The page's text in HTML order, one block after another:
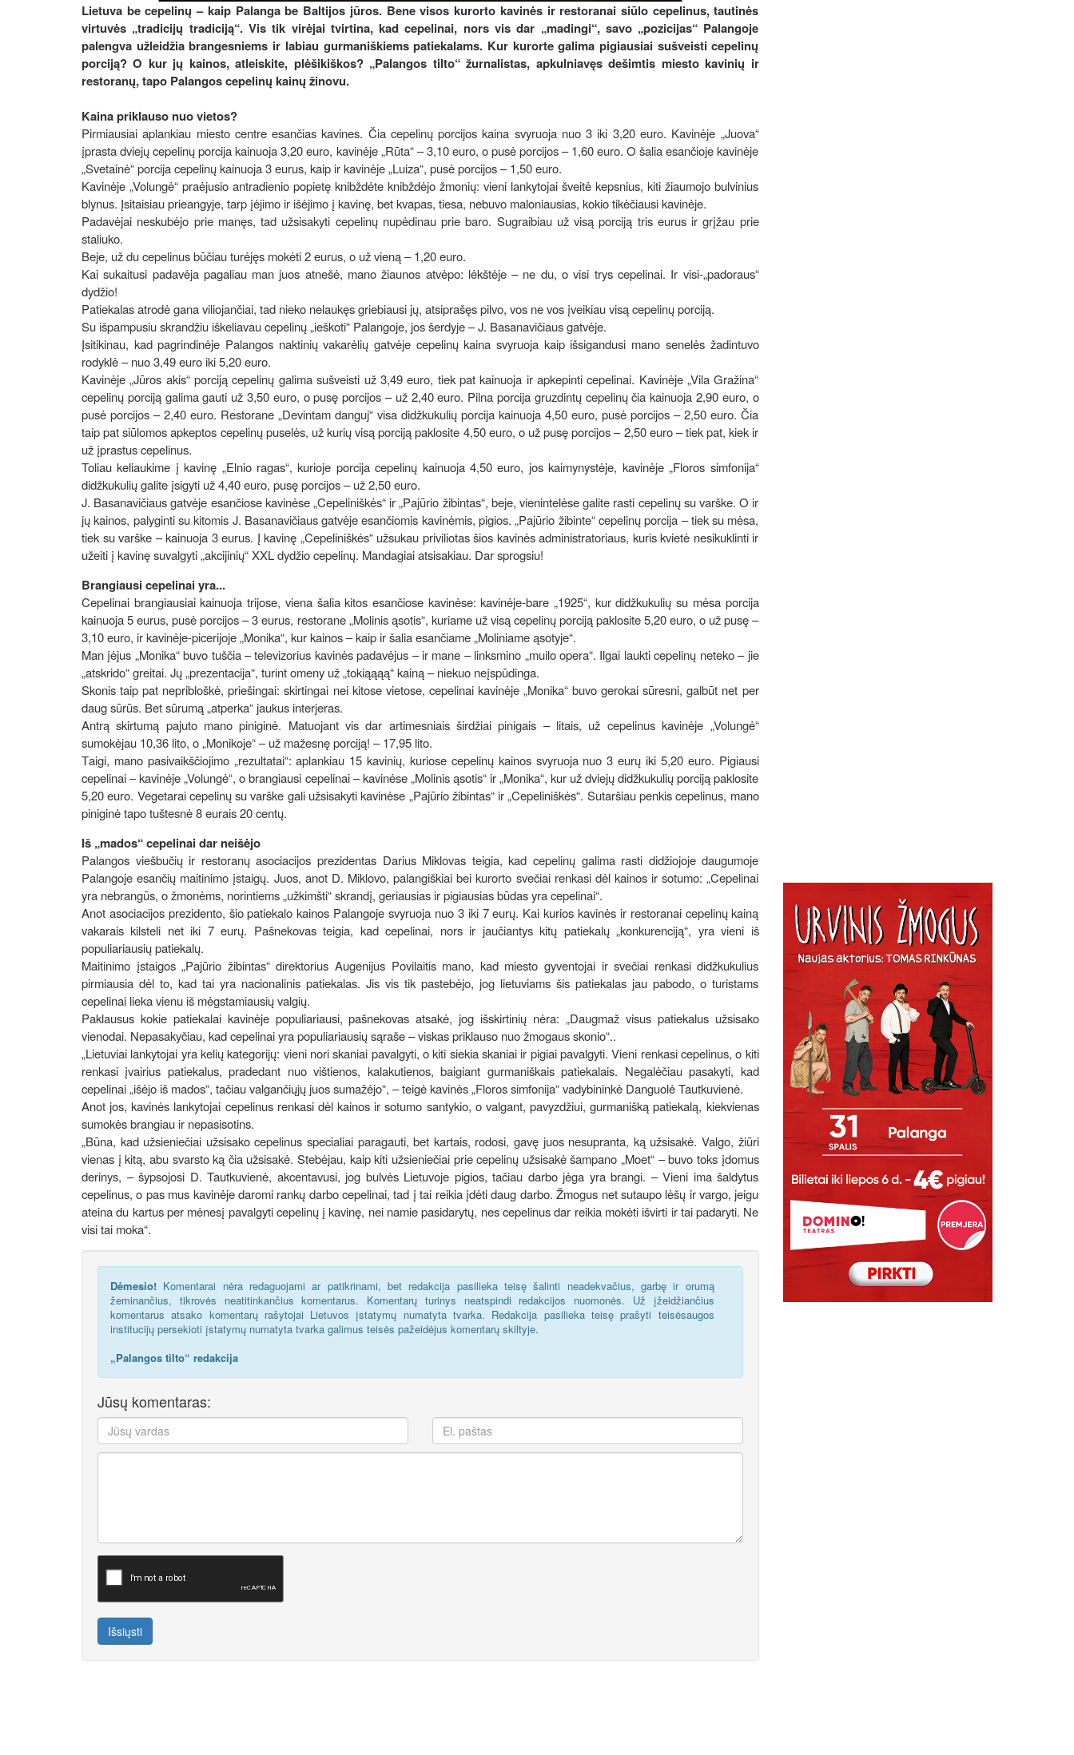
Lietuva be cepelinų – kaip Palanga be Baltijos jūros. Bene visos kurorto kavinės ir restoranai siūlo cepelinus, tautinės
virtuvės „tradicijų tradiciją“. Vis tik virėjai tvirtina, kad cepelinai, nors vis dar „madingi“, savo „pozicijas“ Palangoje
palengva užleidžia brangesniems ir labiau gurmaniškiems patiekalams. Kur kurorte galima pigiausiai sušveisti cepelinų
porciją? O kur jų kainos, atleiskite, plėšikiškos? „Palangos tilto“ žurnalistas, apkulniavęs dešimtis miesto kavinių ir
restoranų, tapo Palangos cepelinų kainų žinovu.
Kaina priklauso nuo vietos?
Pirmiausiai aplankiau miesto centre esančias kavines. Čia cepelinų porcijos kaina svyruoja nuo 3 iki 3,20 euro. Kavinėje „Juova“
įprasta dviejų cepelinų porcija kainuoja 3,20 euro, kavinėje „Rūta“ – 3,10 euro, o pusė porcijos – 1,60 euro. O šalia esančioje kavinėje
„Svetainė“ porcija cepelinų kainuoja 3 eurus, kaip ir kavinėje „Luiza“, pusė porcijos – 1,50 euro.
Kavinėje „Volungė“ praėjusio antradienio popietę knibždėte knibždėjo žmonių: vieni lankytojai šveitė kepsnius, kiti žiaumojo bulvinius
blynus. Įsitaisiau prieangyje, tarp įėjimo ir išėjimo į kavinę, bet kvapas, tiesa, nebuvo maloniausias, kokio tikėčiausi kavinėje.
Padavėjai neskubėjo prie manęs, tad užsisakyti cepelinų nupėdinau prie baro. Sugraibiau už visą porciją tris eurus ir grįžau prie
staliuko.
Beje, už du cepelinus būčiau turėjęs mokėti 2 eurus, o už vieną – 1,20 euro.
Kai sukaitusi padavėja pagaliau man juos atnešė, mano žiaunos atvėpo: lėkštėje – ne du, o visi trys cepelinai. Ir visi-„padoraus“
dydžio!
Patiekalas atrodė gana viliojančiai, tad nieko nelaukęs griebiausi jų, atsiprašęs pilvo, vos ne vos įveikiau visą cepelinų porciją.
Su išpampusiu skrandžiu iškeliavau cepelinų „ieškoti“ Palangoje, jos šerdyje – J. Basanavičiaus gatvėje.
Įsitikinau, kad pagrindinėje Palangos naktinių vakarėlių gatvėje cepelinų kaina svyruoja kaip išsigandusi mano senelės žadintuvo
rodyklė – nuo 3,49 euro iki 5,20 euro.
Kavinėje „Jūros akis“ porciją cepelinų galima sušveisti už 3,49 euro, tiek pat kainuoja ir apkepinti cepelinai. Kavinėje „Vila Gražina“
cepelinų porciją galima gauti už 3,50 euro, o pusę porcijos – už 2,40 euro. Pilna porcija gruzdintų cepelinų čia kainuoja 2,90 euro, o
pusė porcijos – 2,40 euro. Restorane „Devintam danguj“ visa didžkukulių porcija kainuoja 4,50 euro, pusė porcijos – 2,50 euro. Čia
taip pat siūlomos apkeptos cepelinų puselės, už kurių visą porciją paklosite 4,50 euro, o už pusę porcijos – 2,50 euro – tiek pat, kiek ir
už įprastus cepelinus.
Toliau keliaukime į kavinę „Elnio ragas“, kurioje porcija cepelinų kainuoja 4,50 euro, jos kaimynystėje, kavinėje „Floros simfonija“
didžkukulių galite įsigyti už 4,40 euro, pusę porcijos – už 2,50 euro.
J. Basanavičiaus gatvėje esančiose kavinėse „Cepeliniškės“ ir „Pajūrio žibintas“, beje, vienintelėse galite rasti cepelinų su varške. O ir
jų kainos, palyginti su kitomis J. Basanavičiaus gatvėje esančiomis kavinėmis, pigios. „Pajūrio žibinte“ cepelinų porcija – tiek su mėsa,
tiek su varške – kainuoja 3 eurus. Į kavinę „Cepeliniškės“ užsukau priviliotas šios kavinės administratoriaus, kuris kvietė nesikuklinti ir
užeiti į kavinę suvalgyti „akcijinių“ XXL dydžio cepelinų. Mandagiai atsisakiau. Dar sprogsiu!
Brangiausi cepelinai yra...
Cepelinai brangiausiai kainuoja trijose, viena šalia kitos esančiose kavinėse: kavinėje-bare „1925“, kur didžkukulių su mėsa porcija
kainuoja 5 eurus, pusė porcijos – 3 eurus, restorane „Molinis ąsotis“, kuriame už visą cepelinų porciją paklosite 5,20 euro, o už pusę –
3,10 euro, ir kavinėje-picerijoje „Monika“, kur kainos – kaip ir šalia esančiame „Moliniame ąsotyje“.
Man įėjus „Monika“ buvo tuščia – televizorius kavinės padavėjus – ir mane – linksmino „muilo opera“. Ilgai laukti cepelinų neteko – jie
„atskrido“ greitai. Jų „prezentacija“, turint omeny už „tokiąąąą“ kainą – niekuo neįspūdinga.
Skonis taip pat nepribloškė, priešingai: skirtingai nei kitose vietose, cepelinai kavinėje „Monika“ buvo gerokai sūresni, galbūt net per
daug sūrūs. Bet sūrumą „atperka“ jaukus interjeras.
Antrą skirtumą pajuto mano piniginė. Matuojant vis dar artimesniais širdžiai pinigais – litais, už cepelinus kavinėje „Volungė“
sumokėjau 10,36 lito, o „Monikoje“ – už mažesnę porciją! – 17,95 lito.
Тaigi, mano pasivaikščiojimo „rezultatai“: aplankiau 15 kavinių, kuriose cepelinų kainos svyruoja nuo 3 eurų iki 5,20 euro. Pigiausi
cepelinai – kavinėje „Volungė“, o brangiausi cepelinai – kavinėse „Molinis ąsotis“ ir „Monika“, kur už dviejų didžkukulių porciją paklosite
5,20 euro. Vegetarai cepelinų su varške gali užsisakyti kavinėse „Pajūrio žibintas“ ir „Cepeliniškės“. Sutaršiau penkis cepelinus, mano
piniginė tapo tuštesnė 8 eurais 20 centų.
Iš „mados“ cepelinai dar neišėjo
Palangos viešbučių ir restoranų asociacijos prezidentas Darius Miklovas teigia, kad cepelinų galima rasti didžiojoje daugumoje
Palangoje esančių maitinimo įstaigų. Juos, anot D. Miklovo, palangiškiai bei kurorto svečiai renkasi dėl kainos ir sotumo: „Cepelinai
yra nebrangūs, o žmonėms, norintiems „užkimšti“ skrandį, geriausias ir pigiausias būdas yra cepelinai“.
Anot asociacijos prezidento, šio patiekalo kainos Palangoje svyruoja nuo 3 iki 7 eurų. Kai kurios kavinės ir restoranai cepelinų kainą
vakarais kilsteli net iki 7 eurų. Pašnekovas teigia, kad cepelinai, nors ir jaučiantys kitų patiekalų „konkurenciją“, yra vieni iš
populiariausių patiekalų.
Maitinimo įstaigos „Pajūrio žibintas“ direktorius Augenijus Povilaitis mano, kad miesto gyventojai ir svečiai renkasi didžkukulius
pirmiausia dėl to, kad tai yra nacionalinis patiekalas. Jis vis tik pastebėjo, jog lietuviams šis patiekalas jau pabodo, o turistams
cepelinai lieka vienu iš mėgstamiausių valgių.
Paklausus kokie patiekalai kavinėje populiariausi, pašnekovas atsakė, jog išskirtinių nėra: „Daugmaž visus patiekalus užsisako
vienodai. Nepasakyčiau, kad cepelinai yra populiariausių sąraše – viskas priklauso nuo žmogaus skonio“..
„Lietuviai lankytojai yra kelių kategorijų: vieni nori skaniai pavalgyti, o kiti siekia skaniai ir pigiai pavalgyti. Vieni renkasi cepelinus, o kiti
renkasi įvairius patiekalus, pradedant nuo vištienos, kalakutienos, baigiant gurmaniškais patiekalais. Negalėčiau pasakyti, kad
cepelinai „išėjo iš mados“, tačiau valgančiųjų juos sumažėjo“, – teigė kavinės „Floros simfonija“ vadybininkė Danguolė Tautkuvienė.
Anot jos, kavinės lankytojai cepelinus renkasi dėl kainos ir sotumo santykio, o valgant, pavyzdžiui, gurmanišką patiekalą, kiekvienas
sumokės brangiau ir nepasisotins.
„Būna, kad užsieniečiai užsisako cepelinus specialiai paragauti, bet kartais, rodosi, gavę juos nesupranta, ką užsisakė. Valgo, žiūri
vienas į kitą, abu svarsto ką čia užsisakė. Stebėjau, kaip kiti užsieniečiai prie cepelinų užsisakė šampano „Moet“ – buvo toks įdomus
derinys, – šypsojosi D. Tautkuvienė, akcentavusi, jog bulvės Lietuvoje pigios, tačiau darbo jėga yra brangi. – Vieni ima šaldytus
cepelinus, o pas mus kavinėje daromi rankų darbo cepelinai, tad į tai reikia įdėti daug darbo. Žmogus net sutaupo lėšų ir vargo, jeigu
ateina du kartus per mėnesį pavalgyti cepelinų į kavinę, nei namie pasidarytų, nes cepelinus dar reikia mokėti išvirti ir tai padaryti. Ne
visi tai moka“.
Dėmesio! Komentarai nėra redaguojami ar patikrinami, bet redakcija pasilieka teisę šalinti neadekvačius, garbę ir orumą
žeminančius, tikrovės neatitinkančius komentarus. Komentarų turinys neatspindi redakcijos nuomonės. Už įžeidžiančius
komentarus atsako komentarų rašytojai Lietuvos įstatymų numatyta tvarka. Redakcija pasilieka teisę prašyti teisėsaugos
institucijų persekioti įstatymų numatyta tvarka galimus teisės pažeidėjus komentarų skiltyje.
„Palangos tilto“ redakcija
Jūsų komentaras:
Išsiųsti